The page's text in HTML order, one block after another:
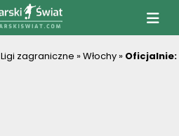
PiłkarskiSwiat.com
Ligi zagraniczne »Włochy » Oficjalnie: